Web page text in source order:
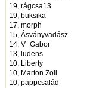
19, rágcsa13
19, buksika
17, morph
15, Ásványvadász
14, V_Gabor
13, ludens
10, Liberty
10, Marton Zoli
10, pappcsalád